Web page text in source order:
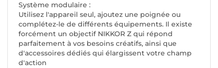
Système modulaire :
Utilisez l'appareil seul, ajoutez une poignée ou
complétez-le de différents équipements. Il existe
forcément un objectif NIKKOR Z qui répond
parfaitement à vos besoins créatifs, ainsi que
d'accessoires dédiés qui élargissent votre champ
d'action